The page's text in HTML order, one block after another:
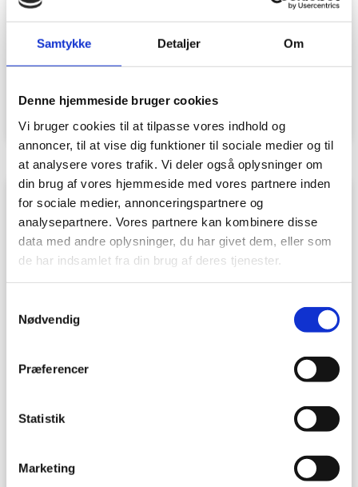
Samtykke Detaljer Om
Denne hjemmeside bruger cookies
Vi bruger cookies til at tilpasse vores indhold og
annoncer, til at vise dig funktioner til sociale medier og til
at analysere vores trafik. Vi deler også oplysninger om
din brug af vores hjemmeside med vores partnere inden
for sociale medier, annonceringspartnere og
analysepartnere. Vores partnere kan kombinere disse
data med andre oplysninger, du har givet dem, eller som
de har indsamlet fra din brug af deres tjenester.
Nødvendig
Præferencer
Statistik
Marketing
Klar til 24 dage med festlige spil?
WizeFloor-brugere – den perfekte måde
2. december 2024
WizeFloor-entusiaster! Dette webinar guider dig igennem at
skabe en personlig gulvmenu og afslører spændende nye